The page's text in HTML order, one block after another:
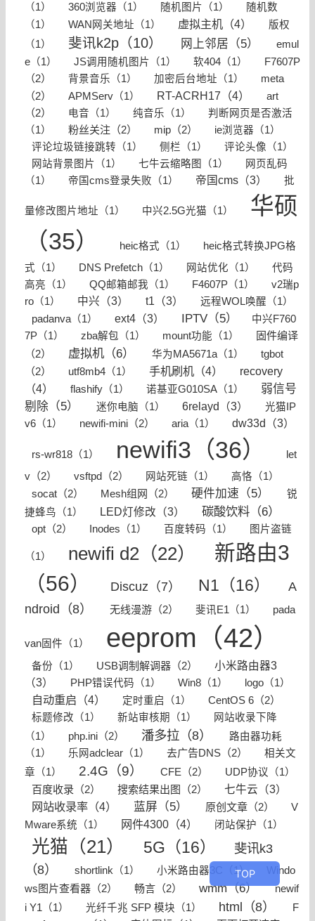
（1）
360浏览器（1） 随机图片（1）
随机数
（1）
WAN网关地址（1） 虚拟主机（4）
版权
（1）
斐讯k2p（10） 网上邻居（5）
emul
e（1）
JS调用随机图片（1） 软404（1）
F7607P
（2）
背景音乐（1） 加密后台地址（1）
meta
（2）
APMServ（1） RT-ACRH17（4）
art
（2）
电音（1） 纯音乐（1）
判断网页是否激活
（1）
粉丝关注（2） mip（2）
ie浏览器（1）
评论垃圾链接跳转（1）
侧栏（1）
评论头像（1）
网站背景图片（1）
七牛云缩略图（1）
网页乱码
（1）
帝国cms登录失败（1） 帝国cms（3） 批
量修改图片地址（1） 中兴2.5G光猫（1）
华硕
（35）
heic格式（1）
heic格式转换JPG格
式（1）
DNS Prefetch（1） 网站优化（1）
代码
高亮（1）
QQ邮箱邮我（1） F4607P（1）
v2瑞p
ro（1）
中兴（3） t1（3）
远程WOL唤醒（1）
padanva（1）
ext4（3） IPTV（5）
​中兴F760
7P（1）
zba解包（1） mount功能（1）
固件编译
（2）
虚拟机（6） 华为MA5671a（1）
tgbot
（2）
utf8mb4（1） 手机刷机（4）
recovery
（4）
flashify（1） 诺基亚G010SA（1）
弱信号
剔除（5）
迷你电脑（1） 6relayd（3）
光猫IP
v6（1）
newifi-mini（2） aria（1） dw33d（3）
rs-wr818（1） newifi3（36）
let
v（2）
vsftpd（2） 网站死链（1） 高恪（1）
socat（2） Mesh组网（2） 硬件加速（5）
锐
捷蜂鸟（1）
LED灯修改（3） 碳酸饮料（6）
opt（2） Inodes（1） 百度转码（1） 图片盗链
（1） newifi d2（22）
新路由3
（56）
Discuz（7） N1（16）
A
ndroid（8）
无线漫游（2） 斐讯E1（1） pada
van固件（1） eeprom（42）
备份（1） USB调制解调器（2）
小米路由器3
（3）
PHP错误代码（1） Win8（1） logo（1）
自动重启（4） 定时重启（1） CentOS 6（2）
标题修改（1） 新站审核期（1）
网站收录下降
（1）
php.ini（2） 潘多拉（8）
路由器功耗
（1）
乐网adclear（1） 去广告DNS（2）
相关文
章（1）
2.4G（9） CFE（2） UDP协议（1）
百度收录（2） 搜索结果出图（2） 七牛云（3）
网站收录率（4） 蓝屏（5） 原创文章（2）
V
Mware系统（1）
网件4300（4） 闭站保护（1）
光猫（21） 5G（16）
斐讯k3
（8）
shortlink（1） 小米路由器3C（1）
Windo
ws图片查看器（2）
畅言（2） wmm（6）
newif
i Y1（1）
光纤千兆 SFP 模块（1） html（8）
F